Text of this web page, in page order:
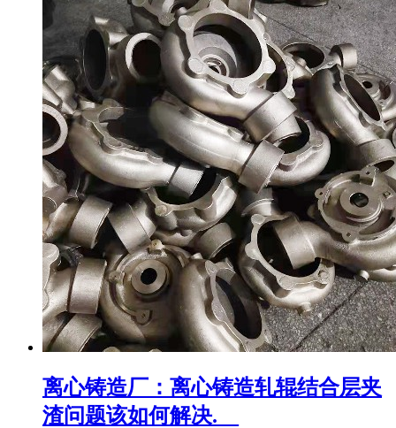
离心铸造厂：离心铸造轧辊结合层夹
渣问题该如何解决.__